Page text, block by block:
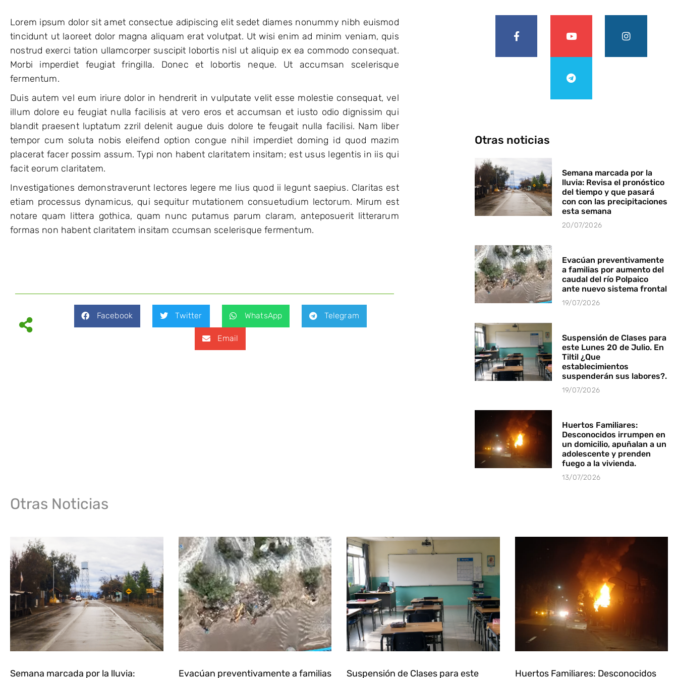
Lorem ipsum dolor sit amet consectue adipiscing elit sedet diames nonummy nibh euismod
tincidunt ut laoreet dolor magna aliquam erat volutpat. Ut wisi enim ad minim veniam, quis
nostrud exerci tation ullamcorper suscipit lobortis nisl ut aliquip ex ea commodo consequat.
Morbi imperdiet feugiat fringilla. Donec et lobortis neque. Ut accumsan scelerisque
fermentum.
Duis autem vel eum iriure dolor in hendrerit in vulputate velit esse molestie consequat, vel
illum dolore eu feugiat nulla facilisis at vero eros et accumsan et iusto odio dignissim qui
blandit praesent luptatum zzril delenit augue duis dolore te feugait nulla facilisi. Nam liber
tempor cum soluta nobis eleifend option congue nihil imperdiet doming id quod mazim
placerat facer possim assum. Typi non habent claritatem insitam; est usus legentis in iis qui
facit eorum claritatem.
Investigationes demonstraverunt lectores legere me lius quod ii legunt saepius. Claritas est
etiam processus dynamicus, qui sequitur mutationem consuetudium lectorum. Mirum est
notare quam littera gothica, quam nunc putamus parum claram, anteposuerit litterarum
formas non habent claritatem insitam ccumsan scelerisque fermentum.
Facebook Twitter WhatsApp Telegram
Email
Otras noticias
Semana marcada por la
lluvia: Revisa el pronóstico
del tiempo y que pasará
con con las precipitaciones
esta semana
20/07/2026
Evacúan preventivamente
a familias por aumento del
caudal del río Polpaico
ante nuevo sistema frontal
19/07/2026
Suspensión de Clases para
este Lunes 20 de Julio. En
Tiltil ¿Que
establecimientos
suspenderán sus labores?.
19/07/2026
Huertos Familiares:
Desconocidos irrumpen en
un domicilio, apuñalan a un
adolescente y prenden
fuego a la vivienda.
13/07/2026
Otras Noticias
Semana marcada por la lluvia: Evacúan preventivamente a familias Suspensión de Clases para este Huertos Familiares: Desconocidos